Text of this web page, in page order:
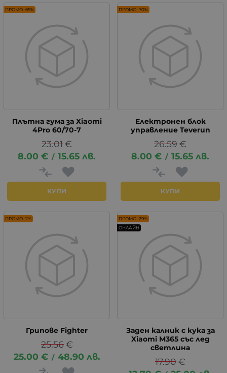
Плътна гума за Xiaomi
4Pro 60/70-7
23.01€
8.00 € / 15.65 лв.
КУПИ
ПРОМО -65%
Електронен блок
управление Teverun
26.59€
8.00 € / 15.65 лв.
КУПИ
ПРОМО -70%
Грипове Fighter
25.56 €
25.00 € / 48.90 лв.
ПРОМО -2%
Заден калник с кука за
Xiaomi M365 със лед
светлина
17.90€
ПРОМО -29%
ОНЛАЙН